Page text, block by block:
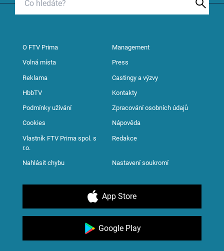
O FTV Prima Management
Volná místa Press
Reklama Castingy a výzvy
HbbTV Kontakty
Podmínky užívání Zpracování osobních údajů
Cookies Nápověda
Vlastník FTV Prima spol. s
r.o.
Redakce
Nahlásit chybu Nastavení soukromí
App Store
Google Play